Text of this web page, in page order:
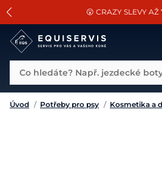
SLEVA 13% na vše od
😮 CRAZY SLEVY AŽ
📐Pasování a doplňky k vybraným
Úvod / Potřeby pro psy / Kosmetika a